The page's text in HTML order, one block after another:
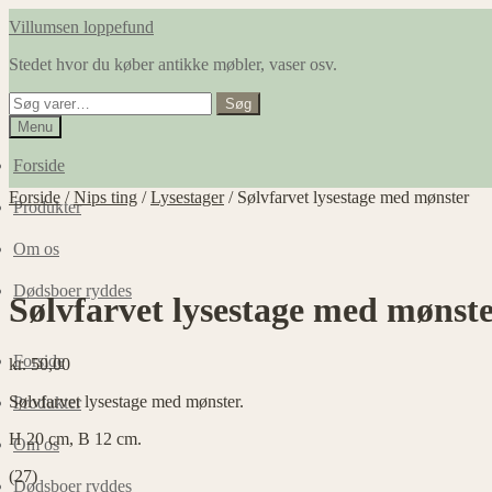
Spring
navigation
Spring
indhold
Villumsen loppefund
Stedet hvor du køber antikke møbler, vaser osv.
Søg
efter:
Søg
Menu
Forside
Produkter
Om os
Dødsboer ryddes
Forside
Produkter
Om os
Dødsboer ryddes
Forside /Nips ting /Lysestager/ Sølvfarvet lysestage med mønster
Sølvfarvet lysestage med
kr.50,00
Sølvfarvet lysestage med mønster.
H 20 cm, B 12 cm.
(27)